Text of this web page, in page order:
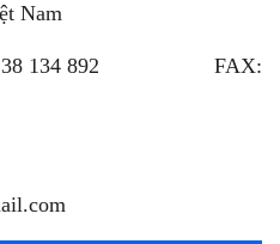
Nam
38 134 892 FAX: